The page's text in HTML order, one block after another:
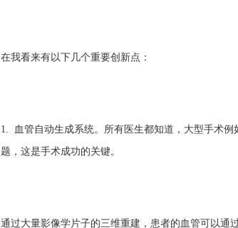
在我看来有以下几个重要创新点：
1. 血管自动生成系统。所有医生都知道，大型手术
题，这是手术成功的关键。
通过大量影像学片子的三维重建，患者的血管可以通